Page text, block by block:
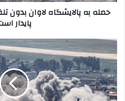
پایدار
حمله به پالایشگاه لاوان
پایدار
جنایت
جدید
اسرائیل
در
لبنان
با